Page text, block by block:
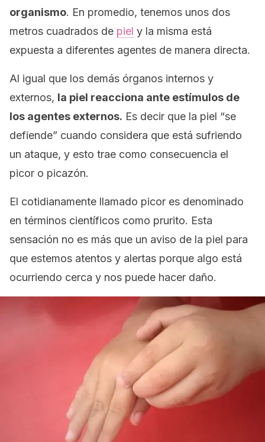
organismo. En promedio, tenemos unos dos
metros cuadrados de piel y la misma está
expuesta a diferentes agentes de manera directa.
Al igual que los demás órganos internos y
externos, la piel reacciona ante estímulos de
los agentes externos. Es decir que la piel “se
defiende” cuando considera que está sufriendo
un ataque, y esto trae como consecuencia el
picor o picazón.
El cotidianamente llamado picor es denominado
en términos científicos como prurito. Esta
sensación no es más que un aviso de la piel para
que estemos atentos y alertas porque algo está
ocurriendo cerca y nos puede hacer daño.